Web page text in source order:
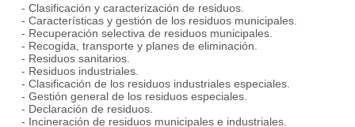
- Clasificación y caracterización de residuos.
- Características y gestión de los residuos municipales.
- Recuperación selectiva de residuos municipales.
- Recogida, transporte y planes de eliminación.
- Residuos sanitarios.
- Residuos industriales.
- Clasificación de los residuos industriales especiales.
- Gestión general de los residuos especiales.
- Declaración de residuos.
- Incineración de residuos municipales e industriales.